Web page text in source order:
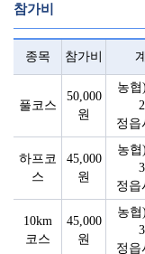
참가비
종목 참가비
풀코스
50,000
원
농협
정읍
하프코
스
45,000
원
농협
정읍
10km
코스
45,000
원
농협
정읍